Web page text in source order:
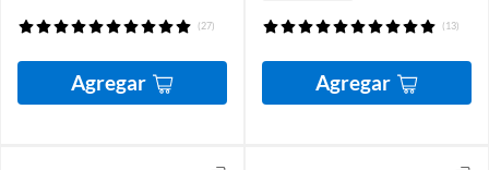
(27)
Agregar
(13)
Agregar